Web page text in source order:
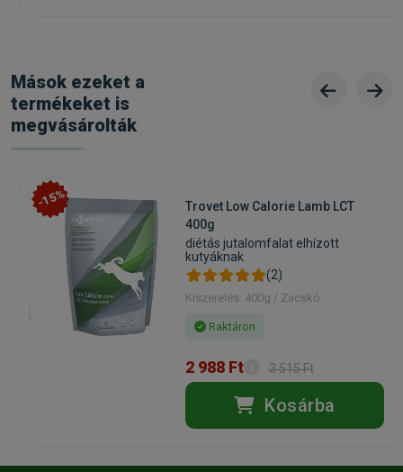
Mások ezeket a
termékeket is
megvásárolták
-15%
Trovet Low Calorie Lamb LCT
400g
diétás jutalomfalat elhízott
kutyáknak
(2)
Kiszerelés: 400g / Zacskó
Raktáron
2 988 Ft 3 515 Ft
Kosárba